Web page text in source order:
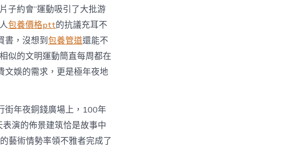
子約會”運動吸引了大批游
包養價格ptt的抗議充耳不
書，沒想到包養管道還能不
似的文明運動簡直每周都在
文娛的需求，更是極年夜地
街年夜銅錢廣場上，100年
演的佈景建筑恰是故事中
藝術情勢率領不雅者完成了